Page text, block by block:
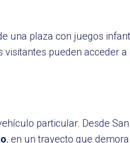
una plaza con juegos
visitantes pueden acceder
particular. Desde
, en un trayecto que